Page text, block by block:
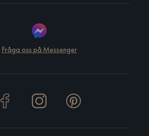
Fråga oss på Messenger